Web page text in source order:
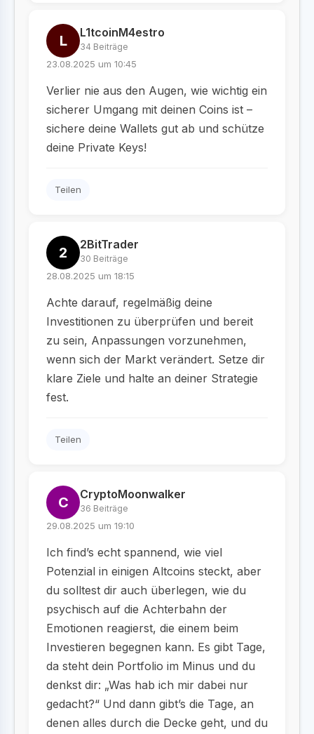
L L1tcoinM4estro
34 Beiträge
23.08.2025 um 10:45
Verlier nie aus den Augen, wie wichtig ein
sicherer Umgang mit deinen Coins ist –
sichere deine Wallets gut ab und schütze
deine Private Keys!
Teilen
2 2BitTrader
30 Beiträge
28.08.2025 um 18:15
Achte darauf, regelmäßig deine
Investitionen zu überprüfen und bereit
zu sein, Anpassungen vorzunehmen,
wenn sich der Markt verändert. Setze dir
klare Ziele und halte an deiner Strategie
fest.
Teilen
C CryptoMoonwalker
36 Beiträge
29.08.2025 um 19:10
Ich find’s echt spannend, wie viel
Potenzial in einigen Altcoins steckt, aber
du solltest dir auch überlegen, wie du
psychisch auf die Achterbahn der
Emotionen reagierst, die einem beim
Investieren begegnen kann. Es gibt Tage,
da steht dein Portfolio im Minus und du
denkst dir: „Was hab ich mir dabei nur
gedacht?“ Und dann gibt’s die Tage, an
denen alles durch die Decke geht, und du